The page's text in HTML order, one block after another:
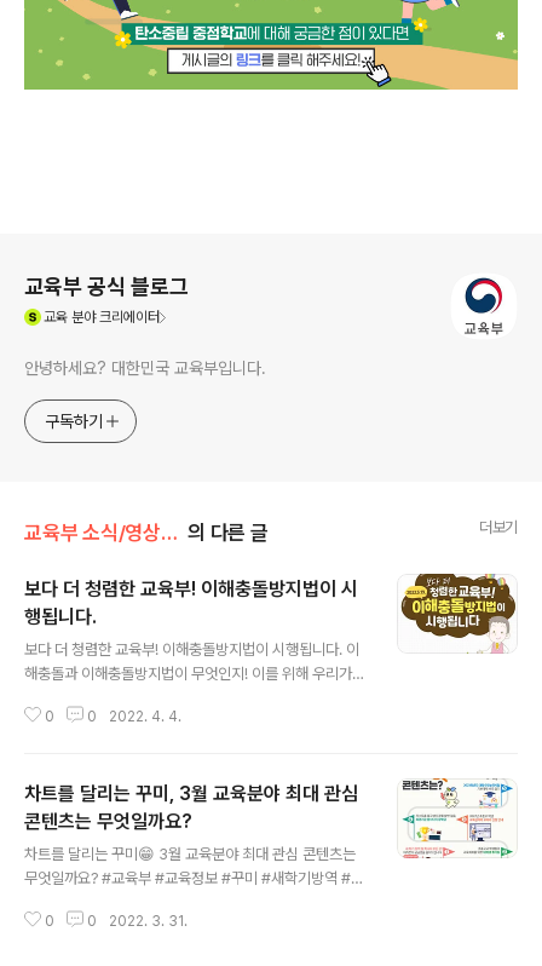
교육부 공식 블로그
교육분야 크리에이터
안녕하세요? 대한민국 교육부입니다.
구독하기
교육부 소식/영상·카드뉴스·인포그래픽 의 다른 글 더보기
보다 더 청렴한 교육부! 이해충돌방지법이 시
행됩니다.
보다 더 청렴한 교육부! 이해충돌방지법이 시행됩니다. 이
해충돌과 이해충돌방지법이 무엇인지! 이를 위해 우리가
시죠 현장과 함께하는 청렴한 교육부 여러분과 함께 만들
0 0 2022. 4. 4.
차트를 달리는 꾸미, 3월 교육분야 최대 관심
콘텐츠는 무엇일까요?
차트를 달리는 꾸미😁 3월 교육분야 최대 관심 콘텐츠는
무엇일까요? #교육부 #교육정보 #꾸미 #새학기방역 #대
학기 방역 및 학사의 모든것! - 학생 학부모편 : https://ur
0 0 2022. 3. 31.